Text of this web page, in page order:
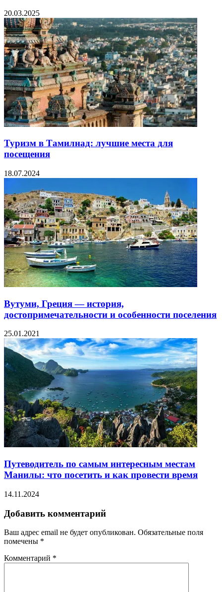
20.03.2025
Туризм в Тамилнад: лучшие места для
посещения
18.07.2024
Вутуми, Греция — история,
достопримечательности и особенности поселения
25.01.2021
Путеводитель по самым интересным местам
Манилы: что посетить и как провести время
14.11.2024
Добавить комментарий
Ваш адрес email не будет опубликован. Обязательные поля
помечены *
Комментарий *